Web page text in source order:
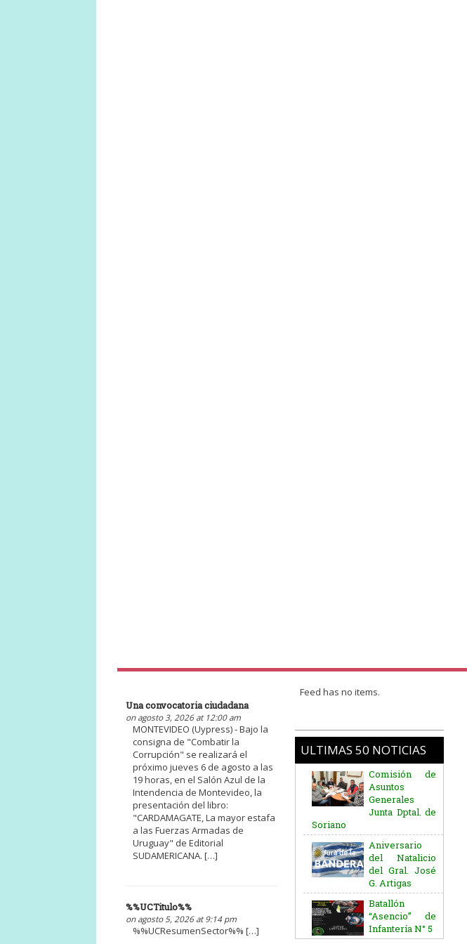
Una convocatoria ciudadana
on agosto 3, 2026 at 12:00 am
MONTEVIDEO (Uypress) - Bajo la
consigna de "Combatir la
Corrupción" se realizará el
próximo jueves 6 de agosto a las
19 horas, en el Salón Azul de la
Intendencia de Montevideo, la
presentación del libro:
"CARDAMAGATE, La mayor estafa
a las Fuerzas Armadas de
Uruguay" de Editorial
SUDAMERICANA. […]
%%UCTitulo%%
on agosto 5, 2026 at 9:14 pm
%%UCResumenSector%% […]
Feed has no items.
ULTIMAS 50 NOTICIAS
Comisión de
Asuntos
Generales
Junta Dptal. de
Soriano
Aniversario
del Natalicio
del Gral. José
G. Artigas
Batallón
“Asencio” de
Infantería N° 5